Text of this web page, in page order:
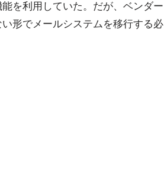
を利用していた。だが、ベンダー
形でメールシステムを移行する必